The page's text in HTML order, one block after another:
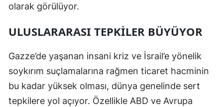
Trabzon
Tunceli
Şanlıurfa
olarak görülüyor.
ULUSLARARASI TEPKILER BÜYÜYOR
Gazze’de yaşanan insani kriz ve İsrail’e yönelik
soykırım suçlamalarına rağmen ticaret hacminin
bu kadar yüksek olması, dünya genelinde sert
tepkilere yol açıyor. Özellikle ABD ve Avrupa